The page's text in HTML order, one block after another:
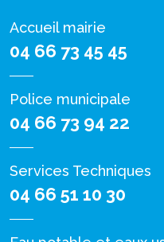
Accueil mairie
04 66 73 45 45
Police municipale
04 66 73 94 22
Services Techniques
04 66 51 10 30